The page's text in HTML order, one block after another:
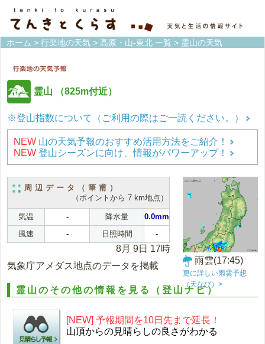
ホーム > 行楽地の天気 > 高原・山-東北 一覧 > 霊山の天気
霊山 （825m付近）
※登山指数について（ご利用の際はご一読ください。）
NEW 山の天気予報のおすすめ活用方法をご紹介！
NEW 登山シーズンに向け、情報がパワーアップ！
周辺データ（筆甫）
（ポイントから 7 km地点）
気温 - 降水量
0.0mm
風速
- 日照時間 -
8月 9日 17時
気象庁アメダス地点のデータを掲載
雨雲(17:45)
更に詳しい雨雲予想
（天なび）>
霊山のその他の情報を見る（登山ナビ）
[NEW] 予報期間を10日先まで延長！
山頂からの見晴らしの良さがわかる